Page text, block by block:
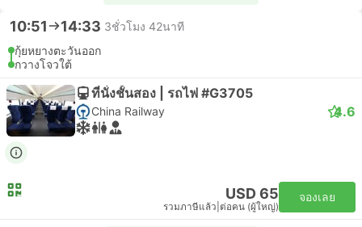
10:51 14:33 3ชั่วโมง 42นาที
กุ้ยหยางตะวันออก
กวางโจวใต้
ที่นั่งชั้นสอง | รถไฟ #G3705
China Railway 4.6
USD 65
รวมภาษีแล้ว ต่อคน (ผู้ใหญ่)
จองเลย